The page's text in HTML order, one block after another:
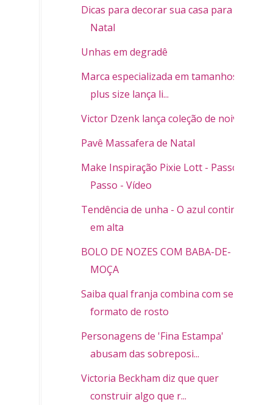
Dicas para decorar sua casa para o
Natal
Unhas em degradê
Marca especializada em tamanhos
plus size lança li...
Victor Dzenk lança coleção de noivas
Pavê Massafera de Natal
Make Inspiração Pixie Lott - Passo a
Passo - Vídeo
Tendência de unha - O azul continua
em alta
BOLO DE NOZES COM BABA-DE-
MOÇA
Saiba qual franja combina com seu
formato de rosto
Personagens de 'Fina Estampa'
abusam das sobreposi...
Victoria Beckham diz que quer
construir algo que r...